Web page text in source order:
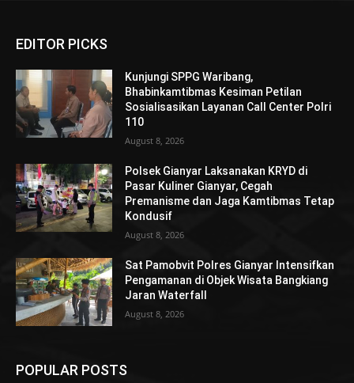
EDITOR PICKS
Kunjungi SPPG Waribang,
Bhabinkamtibmas Kesiman Petilan
Sosialisasikan Layanan Call Center Polri
110
August 8, 2026
Polsek Gianyar Laksanakan KRYD di
Pasar Kuliner Gianyar, Cegah
Premanisme dan Jaga Kamtibmas Tetap
Kondusif
August 8, 2026
Sat Pamobvit Polres Gianyar Intensifkan
Pengamanan di Objek Wisata Bangkiang
Jaran Waterfall
August 8, 2026
POPULAR POSTS